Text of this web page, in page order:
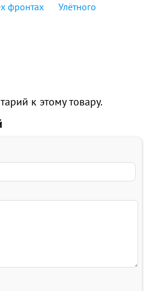
фронтах
Улётного
к этому товару.